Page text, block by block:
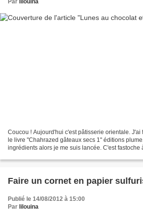
Par lilouina
Coucou ! Aujourd'hui c'est pâtisserie orientale. J'ai
le livre "Chahrazed gâteaux secs 1" éditions
ingrédients alors je me suis lancée. C'est fastoche
Faire un cornet en papier
Publié le 14/08/2012 à 15:00
Par lilouina